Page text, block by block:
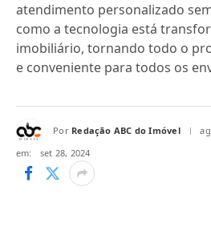
atendimento personalizado
como a tecnologia está
imobiliário, tornando todo o
e conveniente para todos os
Por Redação ABC do Imóvel
em:
set 28, 2024